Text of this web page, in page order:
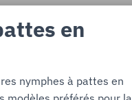
en
nymphes à pattes en